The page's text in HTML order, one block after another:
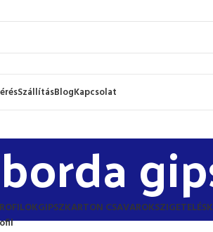
SzállításBlogKapcsolat
GIPSZKARTON CSAVAROKSZIGETELÉS